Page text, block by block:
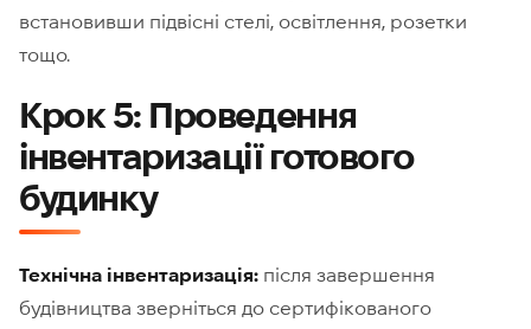
встановивши підвісні стелі, освітлення, розетки
тощо.
Крок 5: Проведення
інвентаризації готового
будинку
Технічна інвентаризація: після завершення
будівництва зверніться до сертифікованого